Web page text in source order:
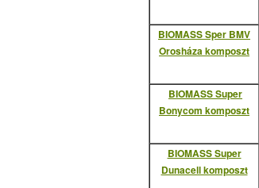
BIOMASS Sper BMV
Orosháza komposzt
BIOMASS Super
Bonycom komposzt
BIOMASS Super
Dunacell komposzt